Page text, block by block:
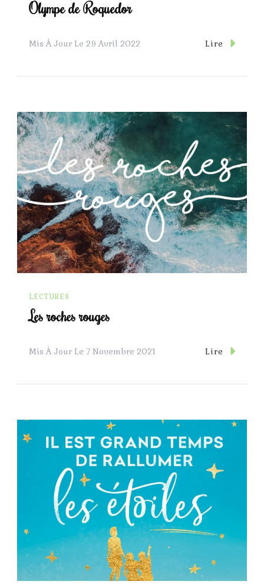
Olympe de Roquedor
Mis À Jour Le 29 Avril 2022 Lire
LECTURES
Les roches rouges
Mis À Jour Le 7 Novembre 2021 Lire